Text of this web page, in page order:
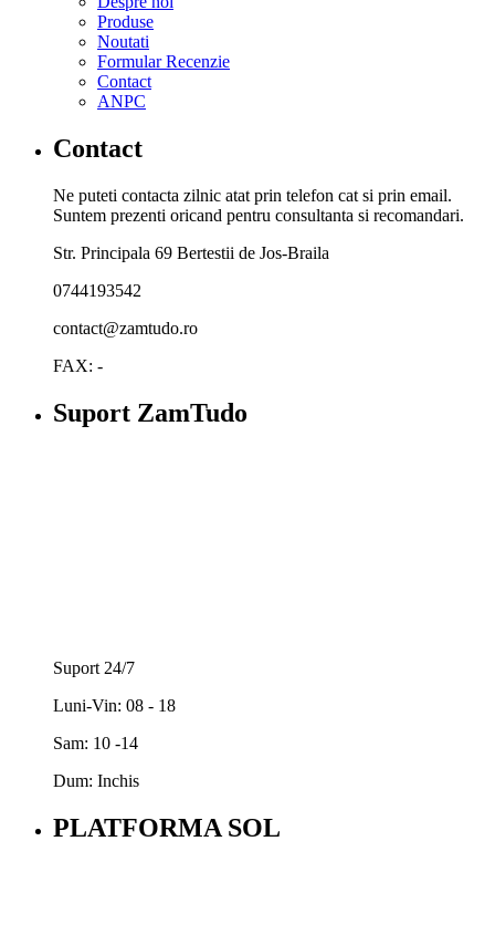
Produse
Noutati
Formular Recenzie
Contact
ANPC
Contact
Ne puteti contacta zilnic atat prin telefon cat si prin email.
Suntem prezenti oricand pentru consultanta si recomandari.
Str. Principala 69 Bertestii de Jos-Braila
0744193542
contact@zamtudo.ro
FAX: -
Suport ZamTudo
Suport 24/7
Luni-Vin: 08 - 18
Sam: 10 -14
Dum: Inchis
PLATFORMA SOL